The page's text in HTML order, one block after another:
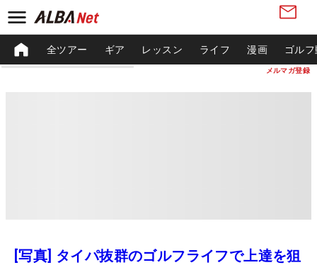
メルマガ登録
全ツアー ギア レッスン ライフ 漫画 ゴル
[写真] タイパ抜群のゴルフライフで上達を狙